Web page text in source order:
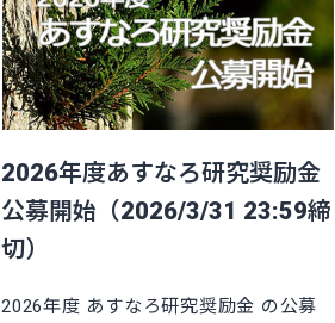
2026年度あすなろ研究奨励金
公募開始（2026/3/31 23:59締
切）
2026年度 あすなろ研究奨励金 の公募